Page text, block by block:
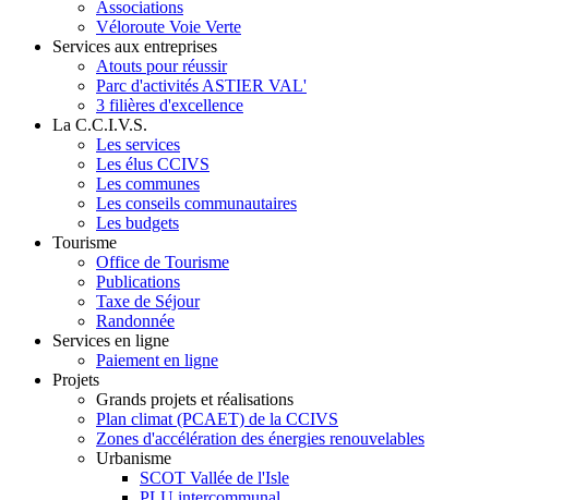
Associations
Véloroute Voie Verte
Services aux entreprises
Atouts pour réussir
Parc d'activités ASTIER VAL'
3 filières d'excellence
La C.C.I.V.S.
Les services
Les élus CCIVS
Les communes
Les conseils communautaires
Les budgets
Tourisme
Office de Tourisme
Publications
Taxe de Séjour
Randonnée
Services en ligne
Paiement en ligne
Projets
Grands projets et réalisations
Plan climat (PCAET) de la CCIVS
Zones d'accélération des énergies renouvelables
Urbanisme
SCOT Vallée de l'Isle